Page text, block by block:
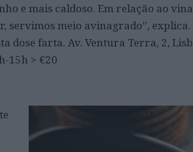
e mais caldoso. Em relação ao
servimos meio avinagrado”,
farta. Av. Ventura Terra, 2,
15h > €20